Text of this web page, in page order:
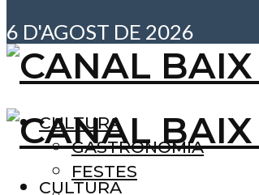
6 D'AGOST DE 2026
CULTURA
GASTRONOMIA
FESTES
CULTURA